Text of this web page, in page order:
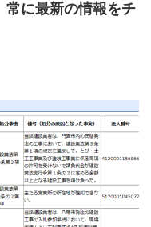
に最新の情報をチ